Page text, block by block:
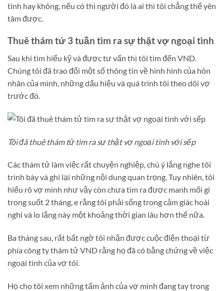
tình hay không, nếu có thì người đó là ai thì tôi chẳng thể yên
tâm được.
Thuê thám tử 3 tuần tìm ra sự thật vợ ngoại tình
Sau khi tìm hiểu kỹ và được tư vấn thì tôi tìm đến VND.
Chúng tôi đã trao đổi một số thông tin về hình hình của hôn
nhân của mình, những dấu hiệu và quá trình tôi theo dõi vợ
trước đó.
Tôi đã thuê thám tử tìm ra sự thật vợ ngoại tình với sếp
Các thám tử làm việc rất chuyện nghiệp, chú ý lắng nghe tôi
trình bày và ghi lại những nội dung quan trọng. Tuy nhiên, tôi
hiểu rõ vợ mình như vậy còn chưa tìm ra được manh mối gì
trong suốt 2 tháng, e rằng tôi phải sống trong cảm giác hoài
nghi và lo lắng này một khoảng thời gian lâu hơn thế nữa.
Ba tháng sau, rất bất ngờ tôi nhận được cuộc điện thoại từ
phía công ty thám tử VND rằng họ đã có bằng chứng về việc
ngoại tình của vợ tôi.
Họ cho tôi xem những tấm ảnh của vợ mình đang tay trong